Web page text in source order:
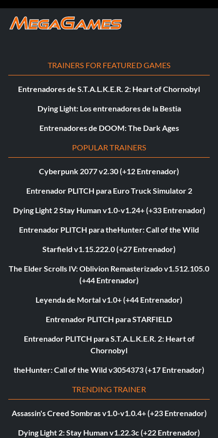
TRAINERS FOR FEATURED GAMES
Entrenadores de S.T.A.L.K.E.R. 2: Heart of Chornobyl
Dying Light: Los entrenadores de la Bestia
Entrenadores de DOOM: The Dark Ages
POPULAR TRAINERS
Cyberpunk 2077 v2.30 (+12 Entrenador)
Entrenador PLITCH para Euro Truck Simulator 2
Dying Light 2 Stay Human v1.0-v1.24+ (+33 Entrenador)
Entrenador PLITCH para theHunter: Call of the Wild
Starfield v1.15.222.0 (+27 Entrenador)
The Elder Scrolls IV: Oblivion Remasterizado v1.512.105.0
(+44 Entrenador)
Leyenda de Mortal v1.0+ (+44 Entrenador)
Entrenador PLITCH para STARFIELD
Entrenador PLITCH para S.T.A.L.K.E.R. 2: Heart of
Chornobyl
theHunter: Call of the Wild v3054373 (+17 Entrenador)
TRENDING TRAINER
Assassin's Creed Sombras v1.0-v1.0.4+ (+23 Entrenador)
Dying Light 2: Stay Human v1.22.3c (+22 Entrenador)